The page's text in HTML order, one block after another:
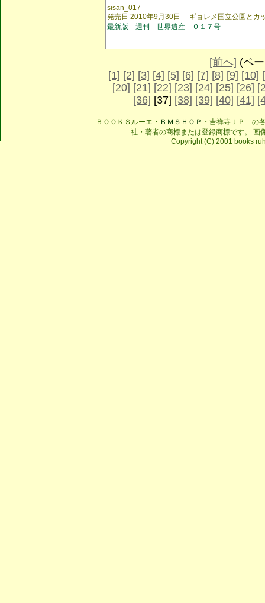
sisan_017
発売日 2010年9月30日 ギョレメ国立公園とカ
最新版 週刊 世界遺産 ０１７号
[前へ] (ペ
[1] [2] [3] [4] [5] [6] [7] [8] [9] [10]
[20] [21] [22] [23] [24] [25] [26]
[36] [37] [38] [39] [40] [41]
ＢＯＯＫＳルーエ・ ＢＭＳＨＯＰ ・吉祥寺ＪＰ の
社・著者の商標または登録商標です。 画
Copyright (C) 2001 books